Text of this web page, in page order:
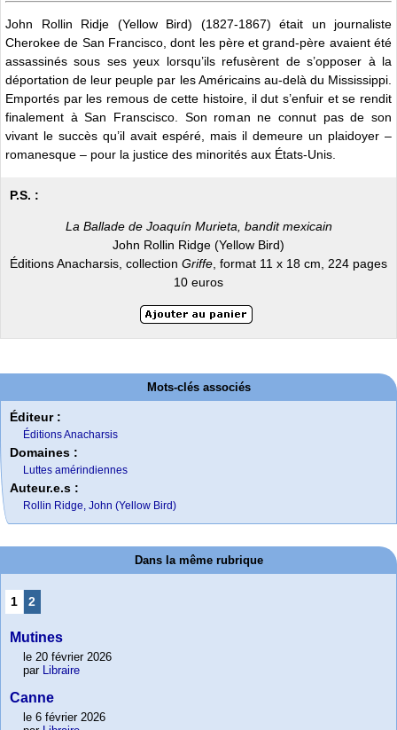
John Rollin Ridje (Yellow Bird) (1827-1867) était un journaliste
Cherokee de San Francisco, dont les père et grand-père avaient été
assassinés sous ses yeux lorsqu’ils refusèrent de s’opposer à la
déportation de leur peuple par les Américains au-delà du Mississippi.
Emportés par les remous de cette histoire, il dut s’enfuir et se rendit
finalement à San Franscisco. Son roman ne connut pas de son
vivant le succès qu’il avait espéré, mais il demeure un plaidoyer –
romanesque – pour la justice des minorités aux États-Unis.
P.S. :
La Ballade de Joaquín Murieta, bandit mexicain
John Rollin Ridge (Yellow Bird)
Éditions Anacharsis, collection Griffe, format 11 x 18 cm, 224 pages
10 euros
Mots-clés associés
Éditeur :
Éditions Anacharsis
Domaines :
Luttes amérindiennes
Auteur.e.s :
Rollin Ridge, John (Yellow Bird)
Dans la même rubrique
1 2
Mutines
le 20 février 2026
par
Libraire
Canne
le 6 février 2026